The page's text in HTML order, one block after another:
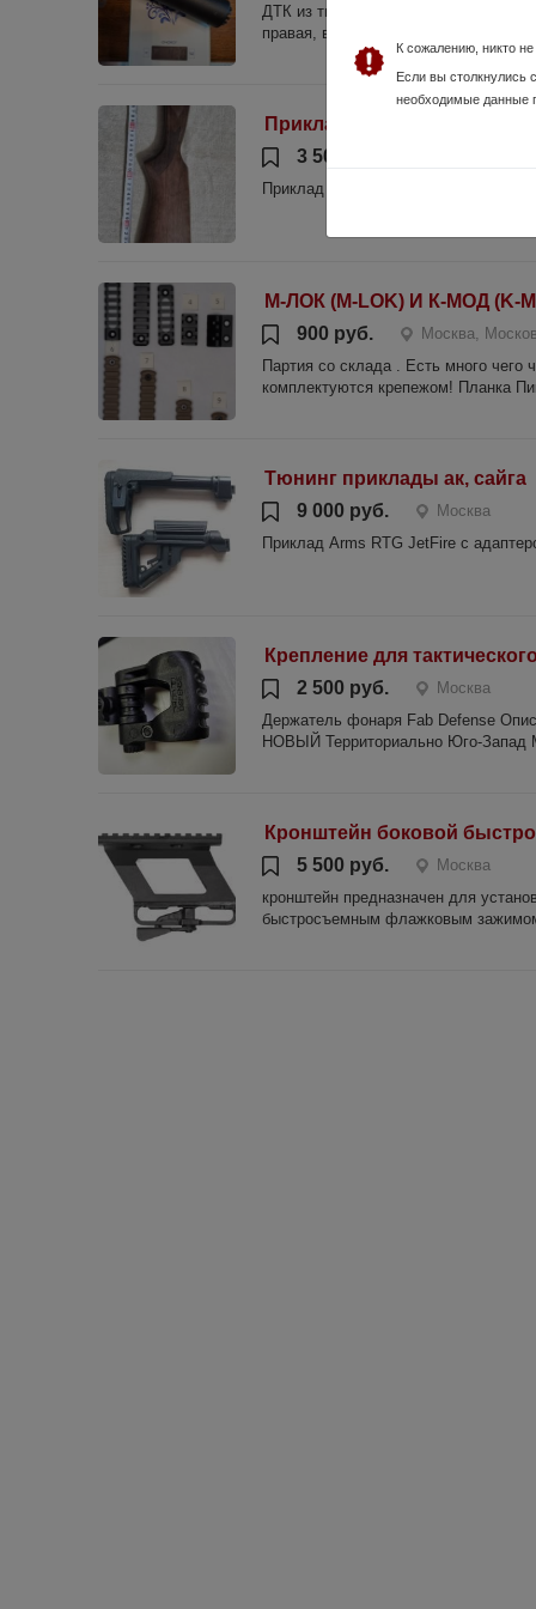
ДТК из титана под кал.7.62 длина
правая, вес 430 гр. и переходник от
Приклад Иж-27 с
3 500 руб.
Приклад Иж-27 с резиновым
М-ЛОК (M-LOK) И К-МОД
900 руб.
Москва,
Партия со склада . Есть много
комплектуются крепежом! Планка
Тюнинг приклады ак, сайга
9 000 руб.
Москва
Приклад Arms RTG JetFire с
Крепление для
2 500 руб.
Москва
Держатель фонаря Fab Defense
НОВЫЙ Территориально Юго-Запад
Кронштейн боковой
5 500 руб.
Москва
кронштейн предназначен для
быстросъемным флажковым
К сожалению, никто
Если вы
необходимые данные